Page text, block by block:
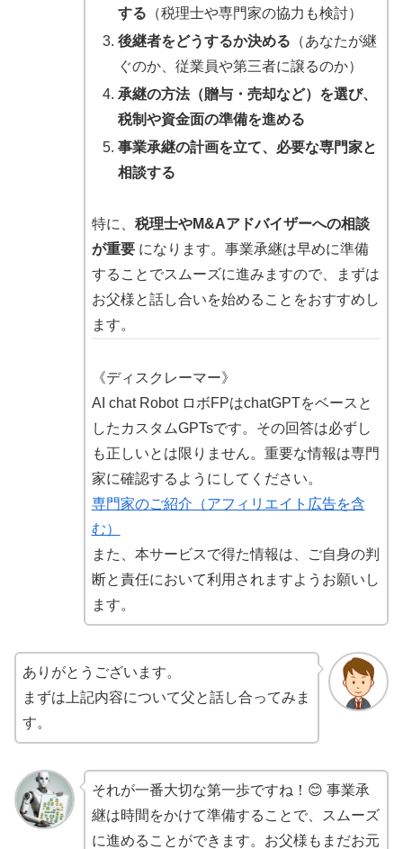
する （税理士や専門家の協力も検討）
後継者をどうするか決める （あなたが継
ぐのか、従業員や第三者に譲るのか）
承継の方法（贈与・売却など）を選び、
税制や資金面の準備を進める
事業承継の計画を立て、必要な専門家と
相談する
特に、 税理士やM&Aアドバイザーへの相談
が重要になります。事業承継は早めに準備
することでスムーズに進みますので、まずは
お父様と話し合いを始めることをおすすめし
ます。
《ディスクレーマー》
AI chat Robot ロボFPはchatGPTをベースと
したカスタムGPTsです。その回答は必ずし
も正しいとは限りません。重要な情報は専門
家に確認するようにしてください。
専門家のご紹介（アフィリエイト広告を含
む）
また、本サービスで得た情報は、ご自身の判
断と責任において利用されますようお願いし
ます。
ありがとうございます。
まずは上記内容について父と話し合ってみま
す。
それが一番大切な第一歩ですね！😊 事業承
継は時間をかけて準備することで、スムーズ
に進めることができます。お父様もまだお元